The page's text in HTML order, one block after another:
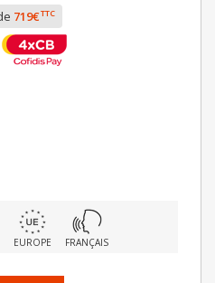
719€TTC
EUROPE FRANÇAIS